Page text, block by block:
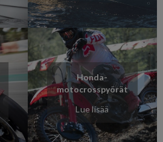
Honda-
motocrosspyörät
Lue lisää